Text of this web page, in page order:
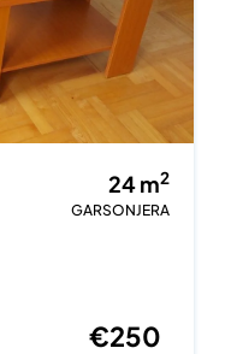
24m2
GARSONJERA
€250